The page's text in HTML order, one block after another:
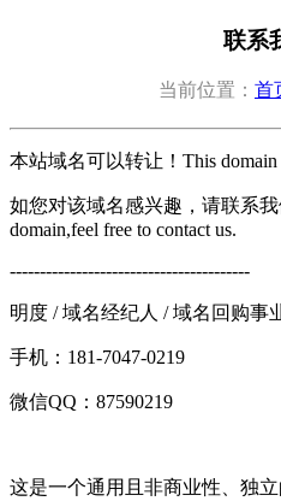
联系
当前位置： 首
本站域名可以转让！This domain
如您对该域名感兴趣，请联系我
domain,feel free to contact us.
----------------------------------------
明度 / 域名经纪人 / 域名回购事
手机：181-7047-0219
微信QQ：87590219
这是一个通用且非商业性、独